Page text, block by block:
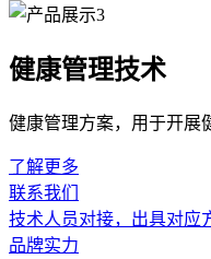
健康管理技术
健康管理方案，用于开展
了解更多
联系我们
技术人员对接，出具对应
品牌实力